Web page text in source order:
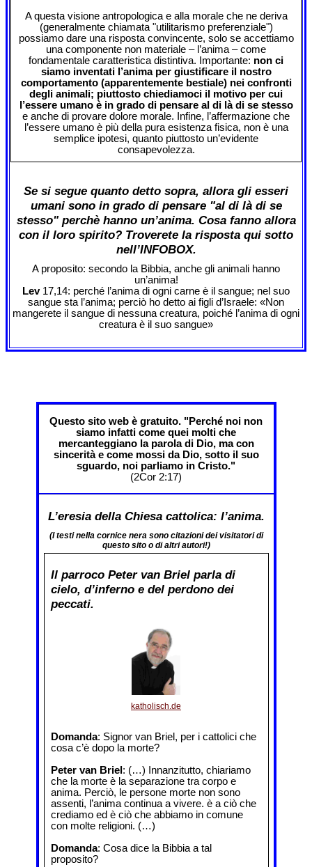
A questa visione antropologica e alla morale che ne deriva
(generalmente chiamata "utilitarismo preferenziale")
possiamo dare una risposta convincente, solo se accettiamo
una componente non materiale – l’anima – come
fondamentale caratteristica distintiva. Importante: non ci
siamo inventati l’anima per giustificare il nostro
comportamento (apparentemente bestiale) nei confronti
degli animali; piuttosto chiediamoci il motivo per cui
l’essere umano è in grado di pensare al di là di se stesso
e anche di provare dolore morale. Infine, l’affermazione che
l’essere umano è più della pura esistenza fisica, non è una
semplice ipotesi, quanto piuttosto un’evidente
consapevolezza.
Se si segue quanto detto sopra, allora gli esseri
umani sono in grado di pensare "al di là di se
stesso" perchè hanno un’anima. Cosa fanno allora
con il loro spirito? Troverete la risposta qui sotto
nell’INFOBOX.
A proposito: secondo la Bibbia, anche gli animali hanno
un’anima!
Lev17,14: perché l’anima di ogni carne è il sangue; nel suo
sangue sta l’anima; perciò ho detto ai figli d’Israele: «Non
mangerete il sangue di nessuna creatura, poiché l’anima di ogni
creatura è il suo sangue»
Questo sito web è gratuito. "Perché noi non
siamo infatti come quei molti che
mercanteggiano la parola di Dio, ma con
sincerità e come mossi da Dio, sotto il suo
sguardo, noi parliamo in Cristo."
(2Cor 2:17)
L’eresia della Chiesa cattolica: l’anima.
(I testi nella cornice nera sono citazioni dei visitatori di
questo sito o di altri autori!)
Il parroco Peter van Briel parla di
cielo, d’inferno e del perdono dei
peccati.
katholisch.de
Domanda: Signor van Briel, per i cattolici che
cosa c’è dopo la morte?
Peter van Briel : (…) Innanzitutto, chiariamo
che la morte è la separazione tra corpo e
anima. Perciò, le persone morte non sono
assenti, l’anima continua a vivere. è a ciò che
crediamo ed è ciò che abbiamo in comune
con molte religioni. (…)
Domanda: Cosa dice la Bibbia a tal
proposito?